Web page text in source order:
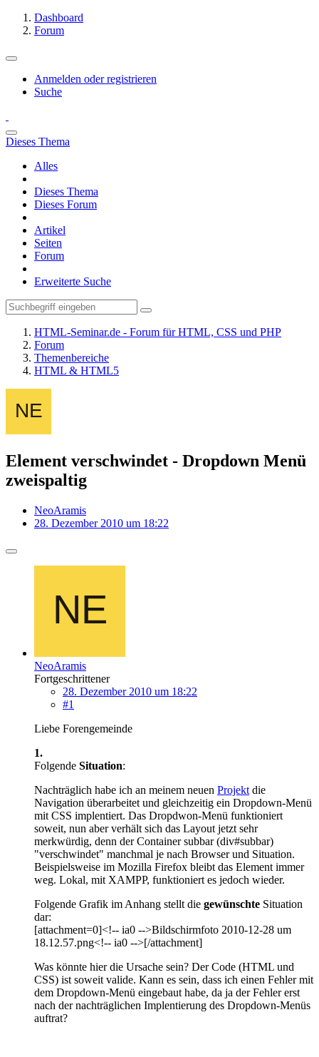
Dashboard
Forum
Anmelden oder registrieren
Suche
Dieses Thema
Alles
Dieses Thema
Dieses Forum
Artikel
Seiten
Forum
Erweiterte Suche
HTML-Seminar.de - Forum für HTML, CSS und PHP
Forum
Themenbereiche
HTML & HTML5
Element verschwindet - Dropdown Menü
zweispaltig
NeoAramis
28. Dezember 2010 um 18:22
NeoAramis
Fortgeschrittener
28. Dezember 2010 um 18:22
#1
Liebe Forengemeinde
1.
Folgende Situation:
Nachträglich habe ich an meinem neuen Projekt die
Navigation überarbeitet und gleichzeitig ein Dropdown-Menü
mit CSS implentiert. Das Dropdwon-Menü funktioniert
soweit, nun aber verhält sich das Layout jetzt sehr
merkwürdig, denn der Container subbar (div#subbar)
"verschwindet" manchmal je nach Browser und Situation.
Beispielsweise im Mozilla Firefox bleibt das Element immer
weg. Lokal, mit XAMPP, funktioniert es jedoch wieder.
Folgende Grafik im Anhang stellt die gewünschte Situation
dar:
[attachment=0]<!-- ia0 -->Bildschirmfoto 2010-12-28 um
18.12.57.png<!-- ia0 -->[/attachment]
Was könnte hier die Ursache sein? Der Code (HTML und
CSS) ist soweit valide. Kann es sein, dass ich einen Fehler mit
dem Dropdown-Menü eingebaut habe, da ja der Fehler erst
nach der nachträglichen Implentierung des Dropdown-Menüs
auftrat?